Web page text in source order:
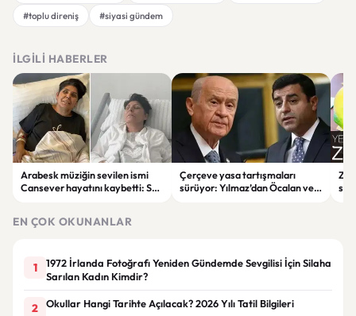
#toplu direniş
#siyasi gündem
İLGILI HABERLER
Arabesk müziğin sevilen ismi
Cansever hayatını kaybetti: Son
Çerçeve yasa tartışmaları
sürüyor: Yılmaz’dan Öcalan ve
EN ÇOK OKUNANLAR
1
1972 İrlanda Fotoğrafı Yeniden Gündemde Sevgilisi İçin Silaha
Sarılan Kadın Kimdir?
2 Okullar Hangi Tarihte Açılacak? 2026 Yılı Tatil Bilgileri